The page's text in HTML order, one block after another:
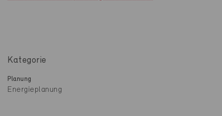
Kategorie
Planung
Energieplanung